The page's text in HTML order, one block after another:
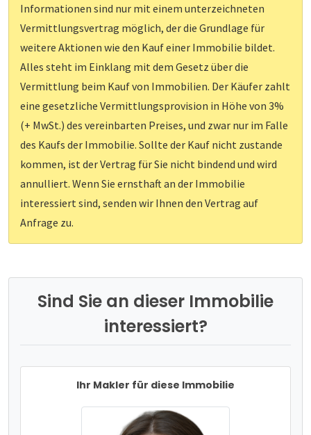
Informationen sind nur mit einem unterzeichneten
Vermittlungsvertrag möglich, der die Grundlage für
weitere Aktionen wie den Kauf einer Immobilie bildet.
Alles steht im Einklang mit dem Gesetz über die
Vermittlung beim Kauf von Immobilien. Der Käufer zahlt
eine gesetzliche Vermittlungsprovision in Höhe von 3%
(+ MwSt.) des vereinbarten Preises, und zwar nur im Falle
des Kaufs der Immobilie. Sollte der Kauf nicht zustande
kommen, ist der Vertrag für Sie nicht bindend und wird
annulliert. Wenn Sie ernsthaft an der Immobilie
interessiert sind, senden wir Ihnen den Vertrag auf
Anfrage zu.
Sind Sie an dieser Immobilie
interessiert?
Ihr Makler für diese Immobilie